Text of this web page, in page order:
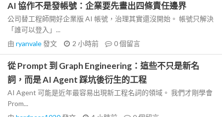
AI 協作不是發帳號：企業要先畫出四條責任邊界
公司替工程師開好企業版 AI 帳號，治理其實還沒開始。 帳號只解決
「誰可以登入」...
由 ryanvale發文 2 小時前 0個留言
從 Prompt 到 Graph Engineering：這些不只是新名
詞，而是 AI Agent 踩坑後衍生的工程
AI Agent 可能是近年最容易出現新工程名詞的領域。 我們才剛學會
Prom...